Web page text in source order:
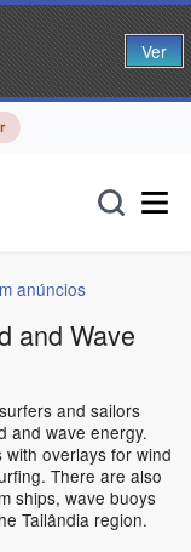
anúncios
and Wave
and sailors
and wave energy.
overlays for wind
There are also
ships, wave buoys
Tailândia region.
Ver